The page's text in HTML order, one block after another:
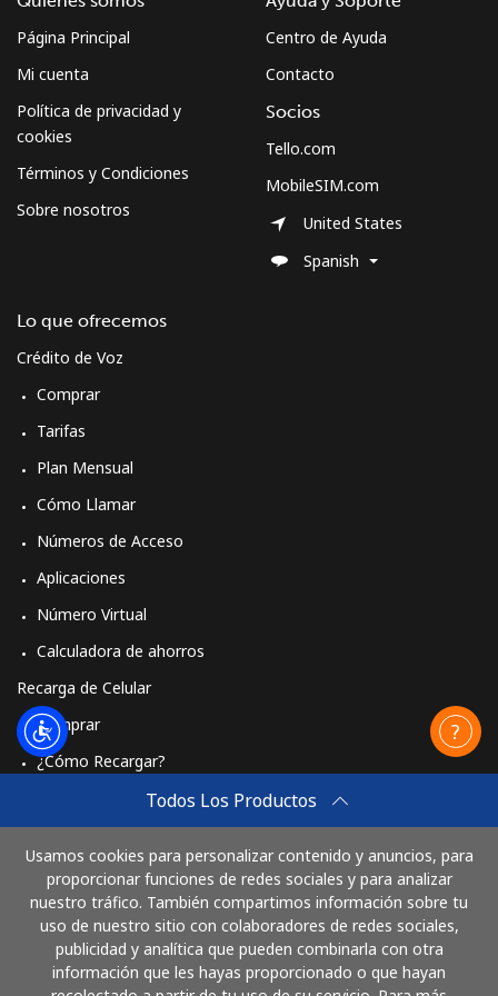
Al abrir una cuenta en este sitio web, estoy de acuerdo con
estosTérminos y condiciones.
Únete
¡Hola!
Continuar con
Todos Los Productos
Usamos cookies para personalizar contenido y anuncios, para
proporcionar funciones de redes sociales y para analizar
nuestro tráfico. También compartimos información sobre tu
uso de nuestro sitio con colaboradores de redes sociales,
publicidad y analítica que pueden combinarla con otra
información que les hayas proporcionado o que hayan
Página Principal
Mi cuenta
Política de privacidad y
cookies
Términos y Condiciones
Sobre nosotros
Lo que ofrecemos
Crédito de Voz
Comprar
Tarifas
Plan Mensual
Cómo Llamar
Números de Acceso
Aplicaciones
Número Virtual
Calculadora de ahorros
Recarga de Celular
Comprar
¿Cómo Recargar?
Comprar
Cómo funciona
Centro de Ayuda
Contacto
Socios
Tello.com
MobileSIM.com
United States
Spanish
Paga con